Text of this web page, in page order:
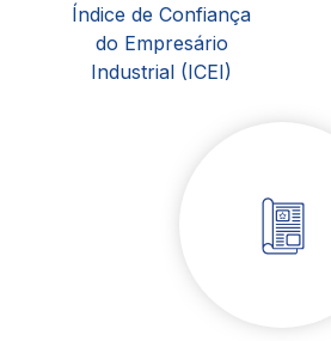
Índice de Confiança
do Empresário
Industrial (ICEI)